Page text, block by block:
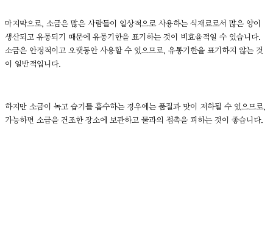
마지막으로, 소금은 많은 사람들이 일상적으로 사용하는 식재료로서 많은 양이
생산되고 유통되기 때문에 유통기한을 표기하는 것이 비효율적일 수 있습니다.
소금은 안정적이고 오랫동안 사용할 수 있으므로, 유통기한을 표기하지 않는 것
이 일반적입니다.
하지만 소금이 녹고 습기를 흡수하는 경우에는 품질과 맛이 저하될 수 있으므로,
가능하면 소금을 건조한 장소에 보관하고 물과의 접촉을 피하는 것이 좋습니다.